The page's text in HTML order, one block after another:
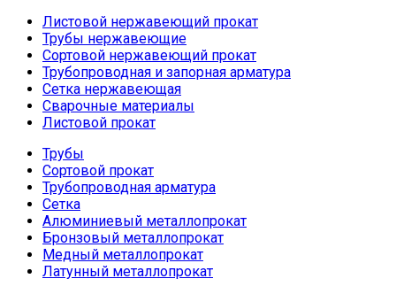
Листовой нержавеющий прокат
Трубы нержавеющие
Сортовой нержавеющий прокат
Трубопроводная и запорная арматура
Сетка нержавеющая
Сварочные материалы
Листовой прокат
Трубы
Сортовой прокат
Трубопроводная арматура
Сетка
Алюминиевый металлопрокат
Бронзовый металлопрокат
Медный металлопрокат
Латунный металлопрокат